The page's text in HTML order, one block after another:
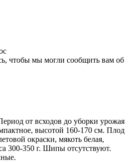
чтобы мы могли сообщить вам об
от всходов до уборки урожая
высотой 160-170 см. Плод
окраски, мякоть белая,
300-350 г. Шипы отсутствуют.